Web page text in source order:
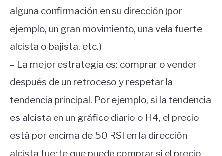
alguna confirmación en su dirección (por
ejemplo, un gran movimiento, una vela fuerte
alcista o bajista, etc.)
– La mejor estrategia es: comprar o vender
después de un retroceso y respetar la
tendencia principal. Por ejemplo, si la tendencia
es alcista en un gráfico diario o H4, el precio
está por encima de 50 RSI en la dirección
alcista fuerte que puede comprar si el precio